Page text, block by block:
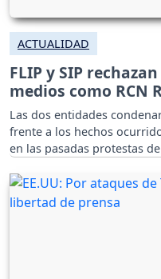
ACTUALIDAD
FLIP y SIP
medios como RCN
Las dos entidades
frente a los hechos
en las pasadas protestas